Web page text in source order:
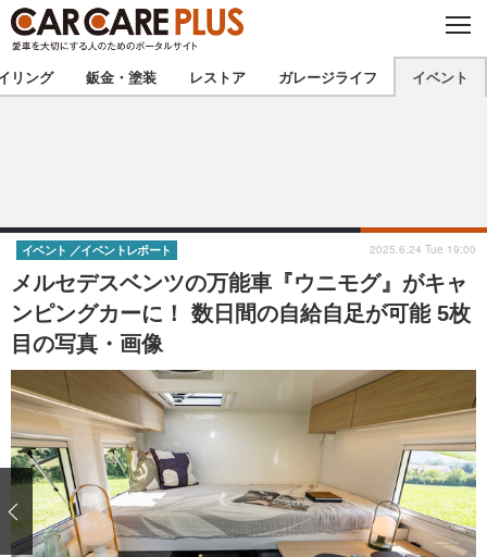
C
O
S
E
★カーケアプラス認定★ 厳選プロショップを地域から探す
甲信越 北陸
東海 関西
中国
沖縄
注目の記事
ショップレポート 愛車 File
自動車豆知識 ストップ！不具合修理＆粗悪修理
ディテイリング
ディテイリング 洗車
鈑金・塗装
リング 鈑金・塗装 レストア ガレージライフ イベント
メルセデスベンツの万能車『ウニモグ』がキャ
ンピングカーに！ 数日間の自給自足が可能 5枚
目の写真・画像
イベント イベントレポート 2025.6.24 Tue 19:00